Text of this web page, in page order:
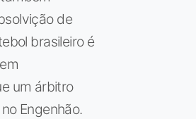
de
brasileiro é
um árbitro
Engenhão.